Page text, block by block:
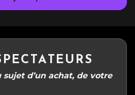
sujet d’un achat, de votre